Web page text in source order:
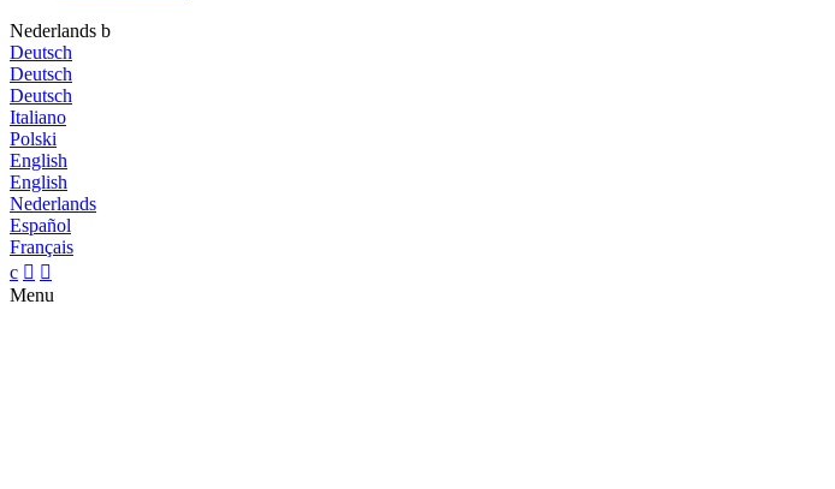
Nederlands b
Deutsch
Deutsch
Deutsch
Italiano
Polski
English
English
Nederlands
Español
Français
c  
Menu